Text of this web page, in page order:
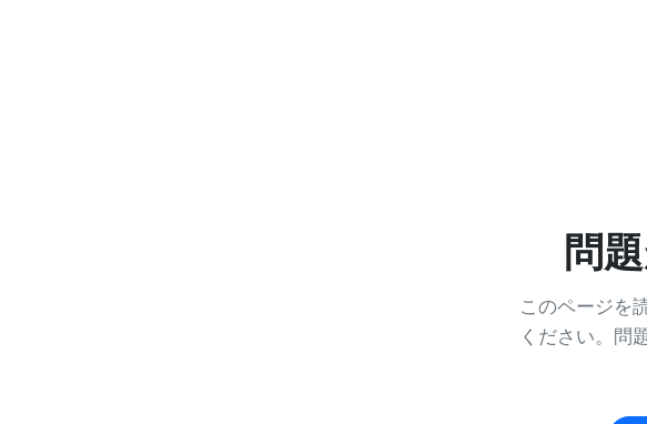
問
このページを
ください。問